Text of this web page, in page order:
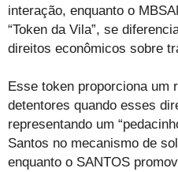
interação, enquanto o
“Token da Vila”, se
direitos econômicos sobre
Esse token proporciona um
detentores quando esses
representando um
Santos no mecanismo de
enquanto o SANTOS